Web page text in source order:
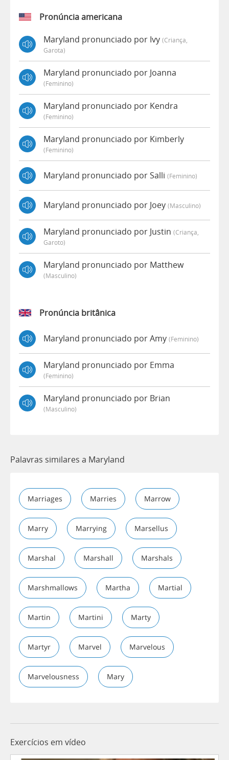
Pronúncia americana
Maryland pronunciado por Ivy (criança,
Garota)
Maryland pronunciado por Joanna
(feminino)
Maryland pronunciado por Kendra
(feminino)
Maryland pronunciado por Kimberly
(feminino)
Maryland pronunciado por Salli (feminino)
Maryland pronunciado por Joey (masculino)
Maryland pronunciado por Justin (criança,
Garoto)
Maryland pronunciado por Matthew
(masculino)
Pronúncia britânica
Maryland pronunciado por Amy (feminino)
Maryland pronunciado por Emma
(feminino)
Maryland pronunciado por Brian
(masculino)
Palavras similares a Maryland
Marriages Marries Marrow
Marry Marrying Marsellus
Marshal Marshall Marshals
Marshmallows Martha Martial
Martin Martini Marty
Martyr Marvel Marvelous
Marvelousness Mary
Exercícios em vídeo